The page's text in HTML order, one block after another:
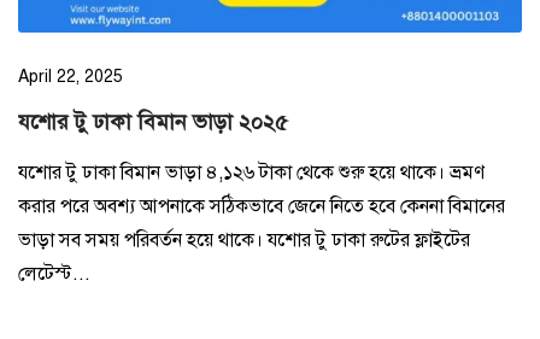
April 22, 2025
যশোর টু ঢাকা বিমান ভাড়া ২০২৫
যশোর টু ঢাকা বিমান ভাড়া ৪,১২৬ টাকা থেকে শুরু হয়ে থাকে। ভ্রমণ
করার পরে অবশ্য আপনাকে সঠিকভাবে জেনে নিতে হবে কেননা বিমানের
ভাড়া সব সময় পরিবর্তন হয়ে থাকে। যশোর টু ঢাকা রুটের ফ্লাইটের
লেটেস্ট...